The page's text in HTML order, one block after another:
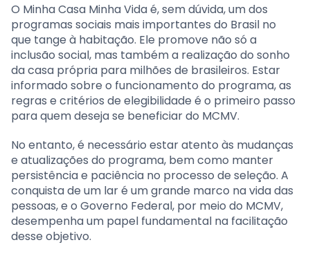
O Minha Casa Minha Vida é, sem dúvida, um dos
programas sociais mais importantes do Brasil no
que tange à habitação. Ele promove não só a
inclusão social, mas também a realização do sonho
da casa própria para milhões de brasileiros. Estar
informado sobre o funcionamento do programa, as
regras e critérios de elegibilidade é o primeiro passo
para quem deseja se beneficiar do MCMV.
No entanto, é necessário estar atento às mudanças
e atualizações do programa, bem como manter
persistência e paciência no processo de seleção. A
conquista de um lar é um grande marco na vida das
pessoas, e o Governo Federal, por meio do MCMV,
desempenha um papel fundamental na facilitação
desse objetivo.